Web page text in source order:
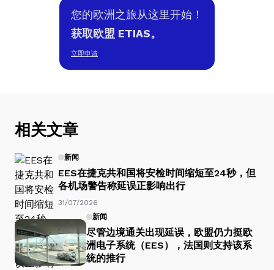
您的欧洲之旅从这里开始！
获取欧盟 ETIAS。
立即申请
相关文章
新闻
EES在捷克共和国将安检时间缩短至24秒，但
各机场警告称延误正影响出行
31/07/2026
新闻
尽管边境通关出现延误，欧盟仍力挺欧
洲电子系统（EES），法国则支持该系
统的推行